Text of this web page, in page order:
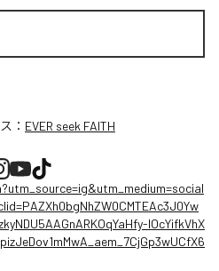
： EVER seek FAITH
lOcYifkVhX